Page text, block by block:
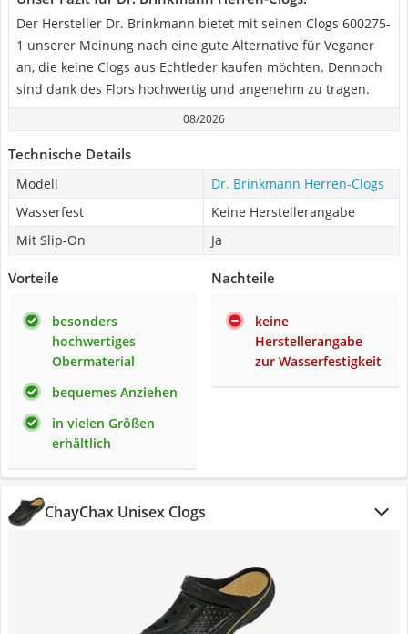
Der Hersteller Dr. Brinkmann bietet mit seinen Clogs 600275-
1 unserer Meinung nach eine gute Alternative für Veganer
an, die keine Clogs aus Echtleder kaufen möchten. Dennoch
sind dank des Flors hochwertig und angenehm zu tragen.
08/2026
Technische Details
Modell
Dr. Brinkmann Herren-Clogs
Wasserfest
Keine Herstellerangabe
Mit Slip-On
Ja
Vorteile
besonders
hochwertiges
Obermaterial
bequemes Anziehen
in vielen Größen
erhältlich
Nachteile
keine
Herstellerangabe
zur Wasserfestigkeit
ChayChax Unisex Clogs